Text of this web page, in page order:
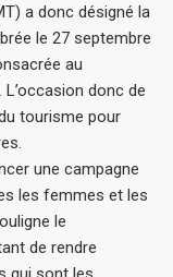
a donc désigné la
le 27 septembre
au
donc de
tourisme pour
une campagne
les femmes et les
le
de rendre